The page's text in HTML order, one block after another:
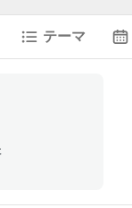
テーマ